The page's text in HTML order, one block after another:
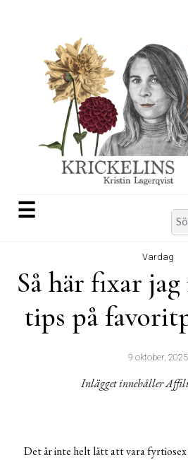
☰
for:
Vardag
Så här fixar
tips på
9 oktober, 2025
Inlägget innehåller
Det är inte helt lätt att vara